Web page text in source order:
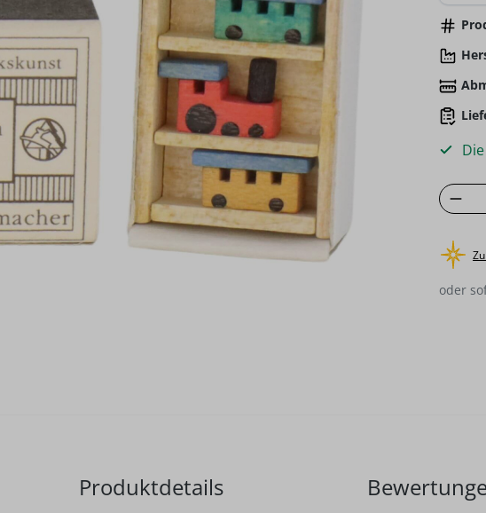
oder
Produktdetails